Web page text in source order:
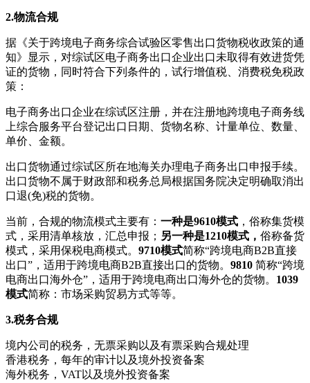
2.物流合规
据《关于跨境电子商务综合试验区零售出口货物税收政策的通
知》显示，对综试区电子商务出口企业出口未取得有效进货凭
证的货物，同时符合下列条件的，试行增值税、消费税免税政
策：
电子商务出口企业在综试区注册，并在注册地跨境电子商务线
上综合服务平台登记出口日期、货物名称、计量单位、数量、
单价、金额。
出口货物通过综试区所在地海关办理电子商务出口申报手续。
出口货物不属于财政部和税务总局根据国务院决定明确取消出
口退(免)税的货物。
当前，合规的物流模式主要有： 一种是9610模式 ，俗称集货模
式，采用清单核放，汇总申报； 另一种是1210模式， 俗称备货
模式，采用保税电商模式。 9710模式简称“跨境电商B2B直接
出口”，适用于跨境电商B2B直接出口的货物。 9810 简称“跨境
电商出口海外仓”，适用于跨境电商出口海外仓的货物。 1039
模式简称： 市场采购贸易方式等等。
3.税务合规
境内公司的税务，无票采购以及有票采购合规处理
香港税务，每年的审计以及境外投资备案
海外税务，VAT以及境外投资备案